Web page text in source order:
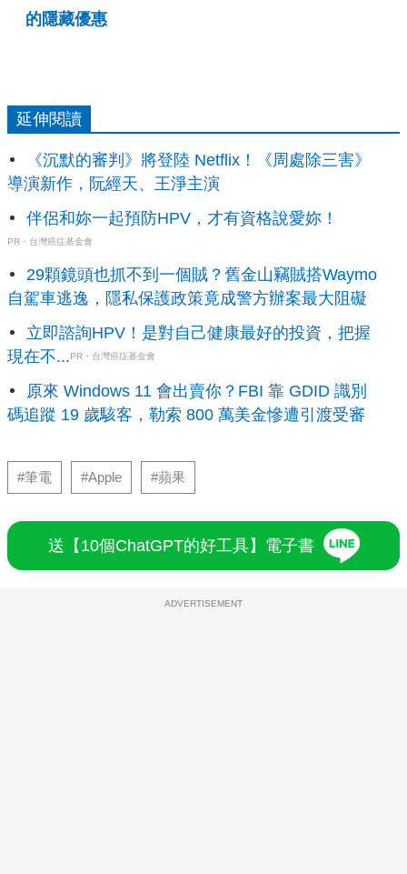
的隱藏優惠
延伸閱讀
《沉默的審判》將登陸 Netflix！《周處除三害》
導演新作，阮經天、王淨主演
伴侶和妳一起預防HPV，才有資格說愛妳！
PR・台灣癌症基金會
29顆鏡頭也抓不到一個賊？舊金山竊賊搭Waymo
自駕車逃逸，隱私保護政策竟成警方辦案最大阻礙
立即諮詢HPV！是對自己健康最好的投資，把握
現在不...PR・台灣癌症基金會
原來 Windows 11 會出賣你？FBI 靠 GDID 識別
碼追蹤 19 歲駭客，勒索 800 萬美金慘遭引渡受審
#筆電 #Apple #蘋果
送【10個ChatGPT的好工具】電子書
ADVERTISEMENT